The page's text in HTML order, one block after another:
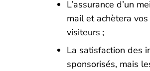
L’assurance d’un
mail et achètera
visiteurs ;
La satisfaction des
sponsorisés, mais